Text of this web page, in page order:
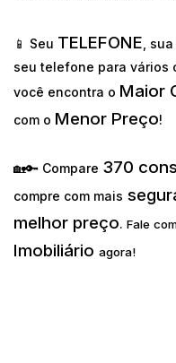
📱 Seu TELEFONE , sua
seu telefone para vários
você encontra o Maior
com o Menor Preço!
🏡🔑 Compare 370
compre com mais
melhor preço. Fale
Imobiliário agora!